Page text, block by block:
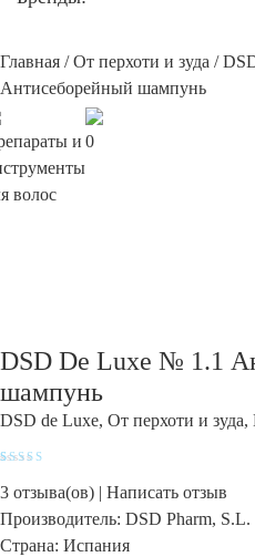
Главная /От перхоти и зуда /
Антисеборейный шампунь
и
волос
0
DSD De Luxe № 1.1
шампунь
DSD de Luxe, От перхоти и зуда,
из 5 на основе
опроса
пользователей
3 отзыва(ов) | Написать отзыв
Производитель: DSD Pharm, S.L.
Страна: Испания